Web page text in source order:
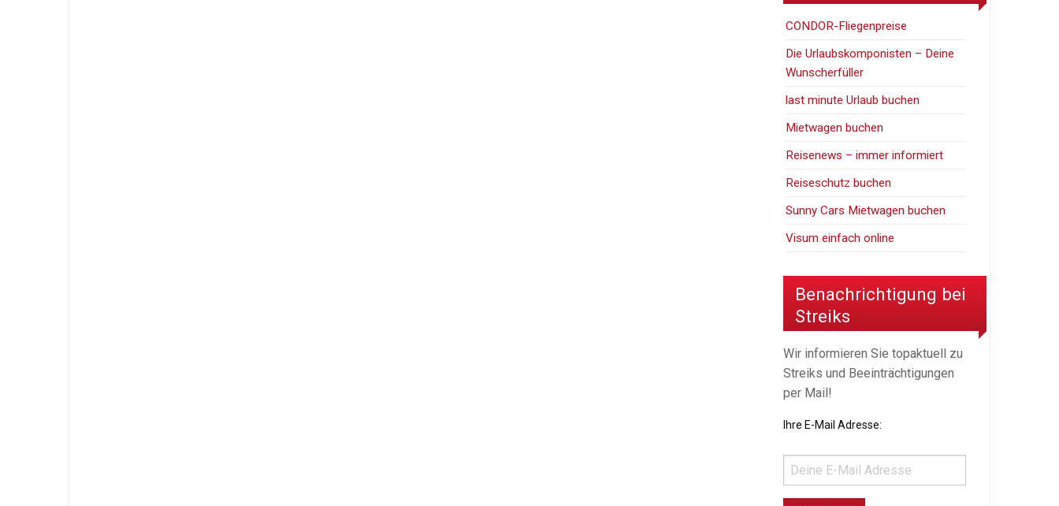
CONDOR-Fliegenpreise
Die Urlaubskomponisten – Deine
Wunscherfüller
last minute Urlaub buchen
Mietwagen buchen
Reisenews – immer informiert
Reiseschutz buchen
Sunny Cars Mietwagen buchen
Visum einfach online
Benachrichtigung bei
Streiks
Wir informieren Sie topaktuell zu
Streiks und Beeinträchtigungen
per Mail!
Ihre E-Mail Adresse: